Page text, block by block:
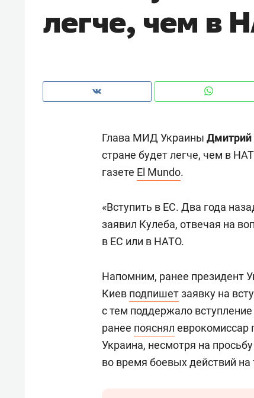
легче, чем в
Глава МИД Украины Дмитрий
стране будет легче, чем в
газете El Mundo.
«Вступить в ЕС. Два года
заявил Кулеба, отвечая на
в ЕС или в НАТО.
Напомним, ранее президент
Киев подпишетзаявку на
с тем поддержало
ранее пояснял еврокомиссар
Украина, несмотря на
во время боевых действий на
рынки, почему надо знать
чем интересен Оман?
Как ГК «МИР ГРУПП» и ВТБ
создают оазис жилого